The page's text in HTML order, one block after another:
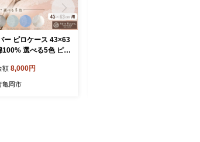
ー ピロケース 43×63
100% 選べる5色 ピン
ー ファスナー式 日本
京都金桝｜クロッシ
額 8,000円
亀岡市